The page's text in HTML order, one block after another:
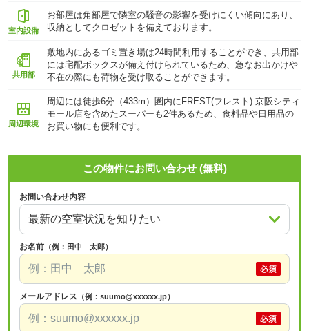
室内設備
お部屋は角部屋で隣室の騒音の影響を受けにくい傾向にあり、
収納としてクロゼットを備えております。
共用部
敷地内にあるゴミ置き場は24時間利用することができ、共用部
には宅配ボックスが備え付けられているため、急なお出かけや
不在の際にも荷物を受け取ることができます。
周辺環境
周辺には徒歩6分（433m）圏内にFREST(フレスト) 京阪シティ
モール店を含めたスーパーも2件あるため、食料品や日用品の
お買い物にも便利です。
この物件にお問い合わせ (無料)
お問い合わせ内容
お名前 （例：田中 太郎）
メールアドレス （例：suumo@xxxxxx.jp）